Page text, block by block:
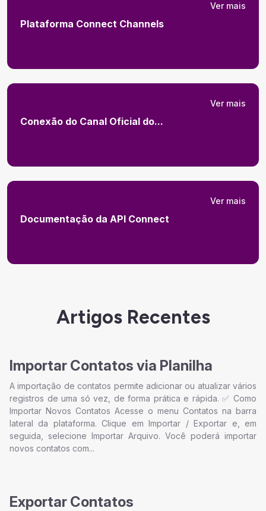
Ver mais
Plataforma Connect Channels
Ver mais
Conexão do Canal Oficial do...
Ver mais
Documentação da API Connect
Artigos Recentes
Importar Contatos via Planilha
A importação de contatos permite adicionar ou atualizar vários
registros de uma só vez, de forma prática e rápida. ✅ Como
Importar Novos Contatos Acesse o menu Contatos na barra
lateral da plataforma. Clique em Importar / Exportar e, em
seguida, selecione Importar Arquivo. Você poderá importar
novos contatos com...
Exportar Contatos